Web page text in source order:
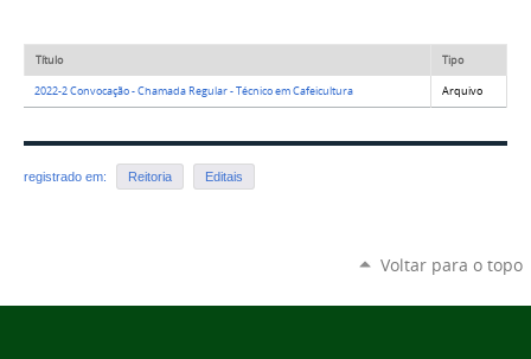
Título Tipo
2022-2 Convocação - Chamada Regular - Técnico em Cafeicultura Arquivo
registrado em: Reitoria Editais
Voltar para o topo